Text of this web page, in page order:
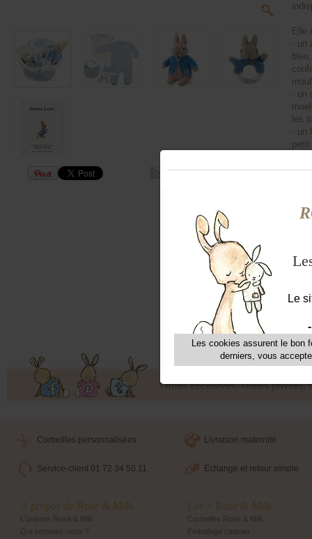
Elle
- un
- un
les
- un
petit
Offres exclusives, ventes privées,
Corbeilles personnalisées Livraison maternité
Service-client 01 72 34 50 11 Echange et retour simple
A propos de Rose & Milk
L'univers Rose & Milk
Qui sommes-nous ?
Les + Rose & Milk
Corbeilles Rose & Milk
Emballage cadeau